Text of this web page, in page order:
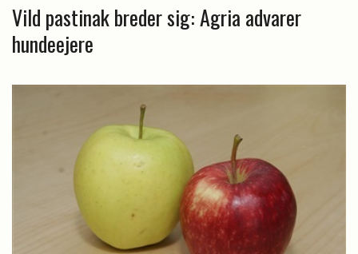
Vild pastinak breder sig: Agria advarer
hundeejere